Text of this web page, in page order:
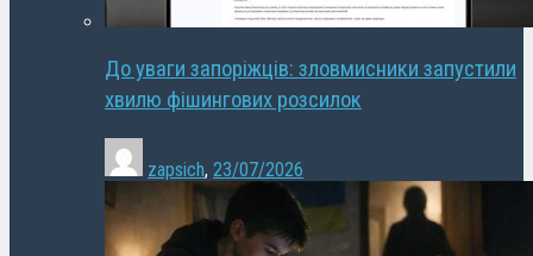
До уваги запоріжців: зловмисники запустили
хвилю фішингових розсилок
zapsich, 23/07/2026